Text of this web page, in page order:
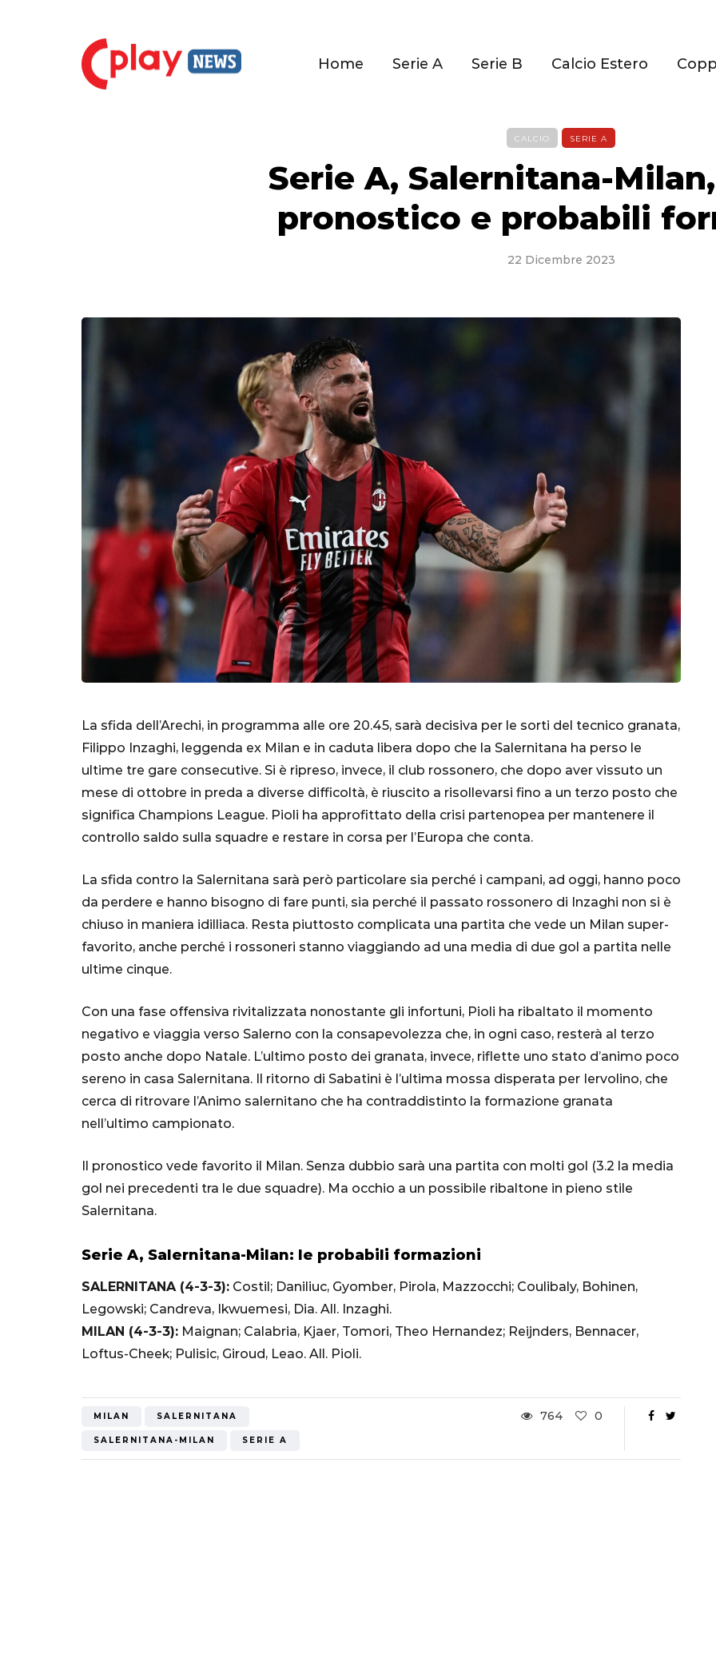
Home Serie A Serie B Calcio Estero
CALCIO SERIE A
Serie A, Salernitana-
pronostico e probabili
22 Dicembre 2023
La sfida dell’Arechi, in programma alle ore 20.45, sarà decisiva per le sorti del tecnico granata,
Filippo Inzaghi, leggenda ex Milan e in caduta libera dopo che la Salernitana ha perso le
ultime tre gare consecutive. Si è ripreso, invece, il club rossonero, che dopo aver vissuto un
mese di ottobre in preda a diverse difficoltà, è riuscito a risollevarsi fino a un terzo posto che
significa Champions League. Pioli ha approfittato della crisi partenopea per mantenere il
controllo saldo sulla squadre e restare in corsa per l’Europa che conta.
La sfida contro la Salernitana sarà però particolare sia perché i campani, ad oggi, hanno poco
da perdere e hanno bisogno di fare punti, sia perché il passato rossonero di Inzaghi non si è
chiuso in maniera idilliaca. Resta piuttosto complicata una partita che vede un Milan super-
favorito, anche perché i rossoneri stanno viaggiando ad una media di due gol a partita nelle
ultime cinque.
Con una fase offensiva rivitalizzata nonostante gli infortuni, Pioli ha ribaltato il momento
negativo e viaggia verso Salerno con la consapevolezza che, in ogni caso, resterà al terzo
posto anche dopo Natale. L’ultimo posto dei granata, invece, riflette uno stato d’animo poco
sereno in casa Salernitana. Il ritorno di Sabatini è l’ultima mossa disperata per Iervolino, che
cerca di ritrovare l’Animo salernitano che ha contraddistinto la formazione granata
nell’ultimo campionato.
Il pronostico vede favorito il Milan. Senza dubbio sarà una partita con molti gol (3.2 la media
gol nei precedenti tra le due squadre). Ma occhio a un possibile ribaltone in pieno stile
Salernitana.
Serie A, Salernitana-Milan: le probabili formazioni
SALERNITANA (4-3-3): Costil; Daniliuc, Gyomber, Pirola, Mazzocchi; Coulibaly, Bohinen,
Legowski; Candreva, Ikwuemesi, Dia. All. Inzaghi.
MILAN (4-3-3): Maignan; Calabria, Kjaer, Tomori, Theo Hernandez; Reijnders, Bennacer,
Loftus-Cheek; Pulisic, Giroud, Leao. All. Pioli.
MILAN SALERNITANA
SALERNITANA-MILAN SERIE A
764 0
parla l'agente:
"Bayern? Pensa
all'Inter e al
Mondiale"
5 Ottobre 2022
Qatar 2022, Brasile
già qualificato agli
Ottavi di Finale